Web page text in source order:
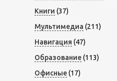
Книги (37)
Мультимедиа (211)
Навигация (47)
Образование(113)
Офисные(17)